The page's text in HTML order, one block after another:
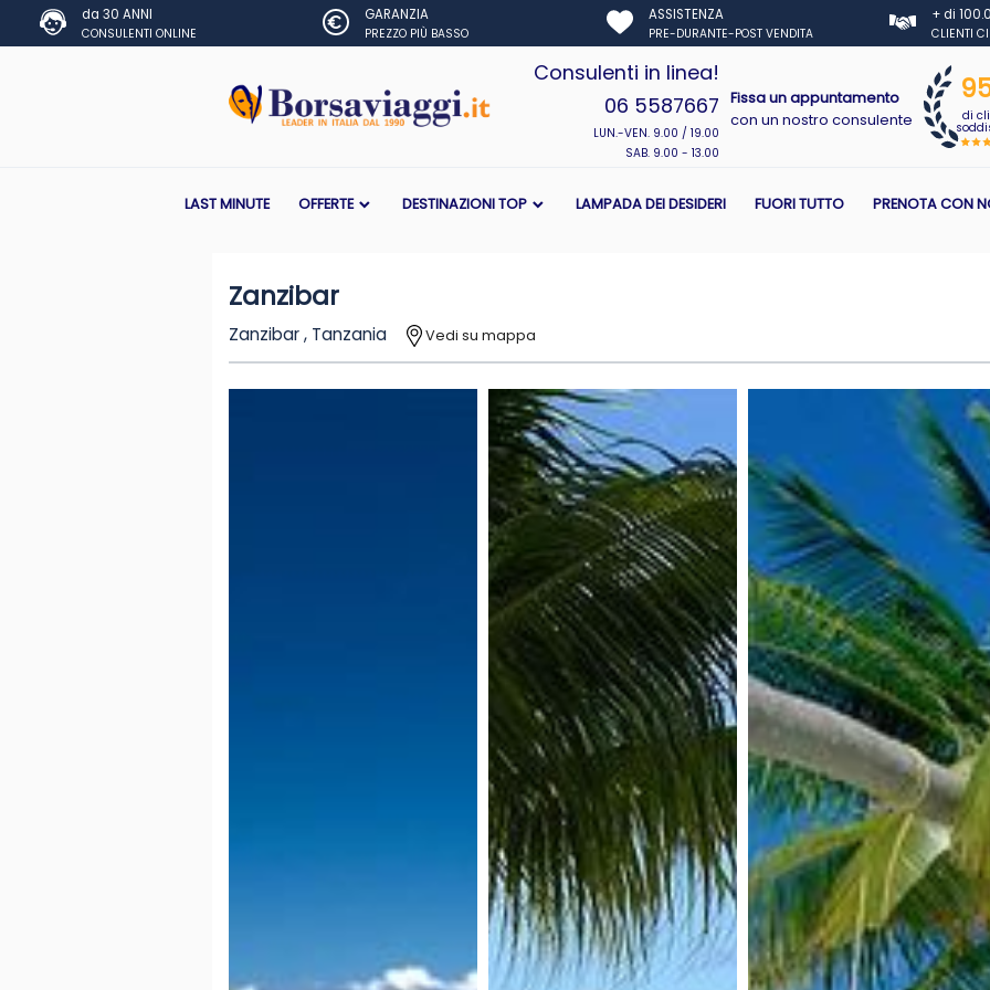
da 30 ANNI
CONSULENTI ONLINE
GARANZIA
PREZZO PIÙ BASSO
ASSISTENZA
PRE-DURANTE-POST VENDITA
+ di
CLIENTI
Consulenti in linea!
06 5587667
LUN.-VEN. 9.00 / 19.00
SAB. 9.00 - 13.00
Fissa un appuntamento
con un nostro consulente
di
LAST MINUTE OFFERTE DESTINAZIONI TOP LAMPADA DEI DESIDERI FUORI TUTTO PRENOTA CON
Zanzibar
Zanzibar , Tanzania Vedi su mappa